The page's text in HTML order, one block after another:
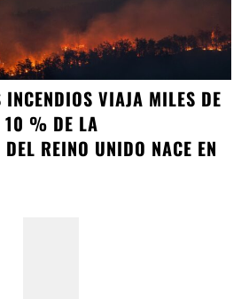
INCENDIOS VIAJA MILES DE
10 % DE LA
REINO UNIDO NACE EN